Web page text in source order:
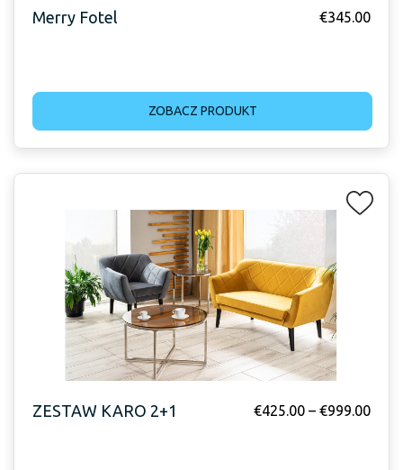
Merry Fotel €345.00
ZOBACZ PRODUKT
ZESTAW KARO 2+1 €425.00 – €999.00